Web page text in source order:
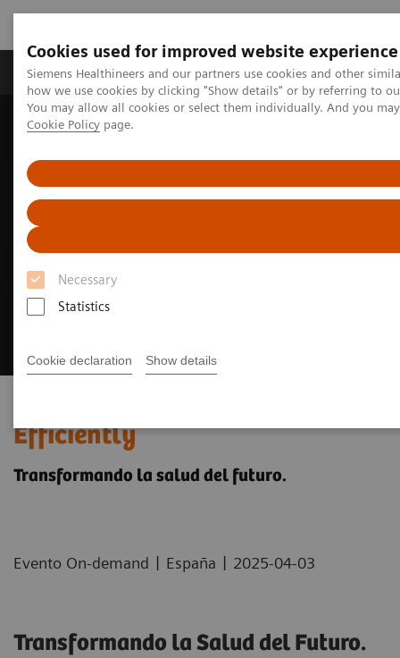
Cookies used for improved website experience
Siemens Healthineers and our partners use cookies and other
how we use cookies by clicking "Show details" or by referring to
You may allow all cookies or select them individually. And you
Cookie Policy page.
Necessary
Statistics
Cookie declaration Show details
Productos y servicios Especialidades clínicas
Home Content Hub
Efficiently
Transformando la salud del futuro.
Evento On-demand | España | 2025-04-03
Transformando la Salud del Futuro.